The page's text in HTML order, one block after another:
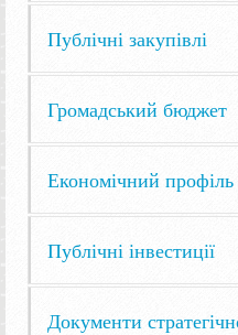
Публічні закупівлі
Громадський бюджет
Економічний профіль
Публічні інвестиції
Документи